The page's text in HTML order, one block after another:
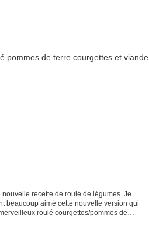
recette de roulé de légumes. Je
beaucoup aimé cette nouvelle version qui
roulé courgettes/pommes de